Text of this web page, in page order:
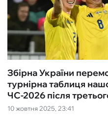
10 жовтня 2025, 23:41
Збірна України
турнірна таблиця
ЧС-2026 після